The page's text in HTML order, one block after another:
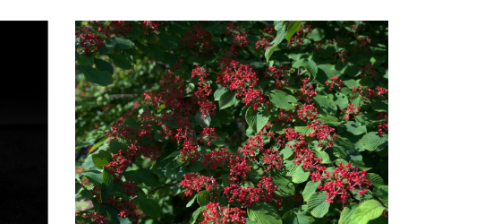
st. Warszawyczytaj więcej o Hortensje i kalina zdobią otoczenie Biblioteki Narodowej